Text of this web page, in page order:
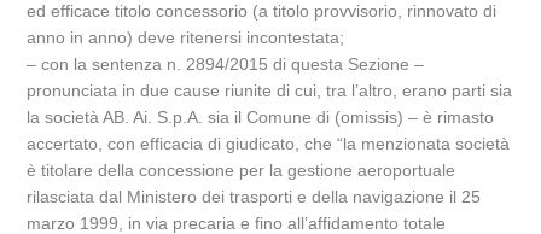
ed efficace titolo concessorio (a titolo provvisorio, rinnovato di
anno in anno) deve ritenersi incontestata;
– con la sentenza n. 2894/2015 di questa Sezione –
pronunciata in due cause riunite di cui, tra l’altro, erano parti sia
la società AB. Ai. S.p.A. sia il Comune di (omissis) – è rimasto
accertato, con efficacia di giudicato, che “la menzionata società
è titolare della concessione per la gestione aeroportuale
rilasciata dal Ministero dei trasporti e della navigazione il 25
marzo 1999, in via precaria e fino all’affidamento totale